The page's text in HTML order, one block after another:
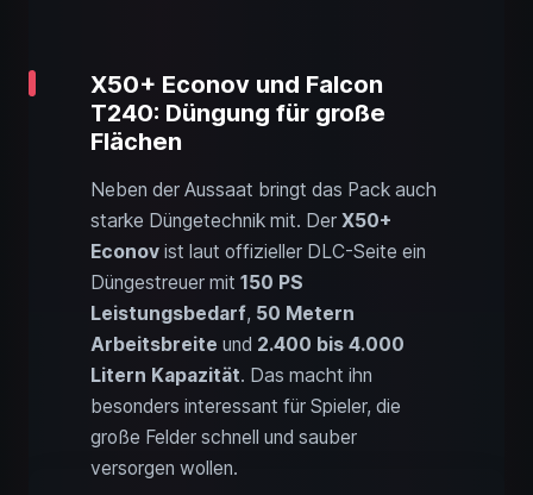
X50+ Econov und Falcon
T240: Düngung für große
Flächen
Neben der Aussaat bringt das Pack auch
starke Düngetechnik mit. Der X50+
Econov ist laut offizieller DLC-Seite ein
Düngestreuer mit 150 PS
Leistungsbedarf, 50 Metern
Arbeitsbreite und 2.400 bis 4.000
Litern Kapazität. Das macht ihn
besonders interessant für Spieler, die
große Felder schnell und sauber
versorgen wollen.